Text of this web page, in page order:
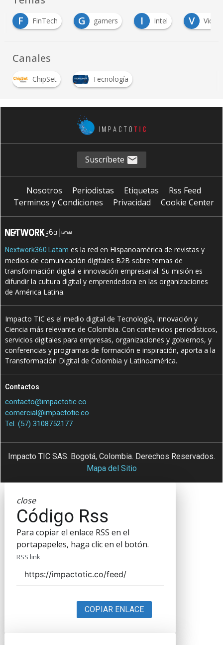
G gamers I Intel V Videojuegos
Canales
ChipSet Tecnología
Suscríbete
Nosotros Periodistas Etiquetas
Rss Feed
Terminos y Condiciones
Privacidad Cookie Center
Nextwork360 Latam es la red en Hispanoamérica de revistas y
medios de comunicación digitales B2B sobre temas de
transformación digital e innovación empresarial. Su misión es
difundir la cultura digital y emprendedora en las organizaciones
de América Latina.
Impacto TIC es el medio digital de Tecnología, Innovación y
Ciencia más relevante de Colombia. Con contenidos periodísticos,
servicios digitales para empresas, organizaciones y gobiernos, y
conferencias y programas de formación e inspiración, aporta a la
Transformación Digital de Colombia y Latinoamérica.
Contactos
contacto@impactotic.co
comercial@impactotic.co
Tel. (57) 3108752177
Impacto TIC SAS. Bogotá, Colombia. Derechos Reservados.
Mapa del Sitio
close
Código Rss
Para copiar el enlace RSS en el
portapapeles, haga clic en el botón.
RSS link
COPIAR ENLACE